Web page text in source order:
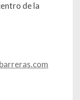
de la